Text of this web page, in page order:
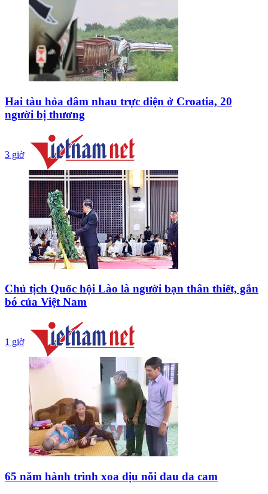
Hai tàu hỏa đâm nhau trực diện ở Croatia, 20
người bị thương
3 giờ
Chủ tịch Quốc hội Lào là người bạn thân thiết, gắn
bó của Việt Nam
1 giờ
65 năm hành trình xoa dịu nỗi đau da cam